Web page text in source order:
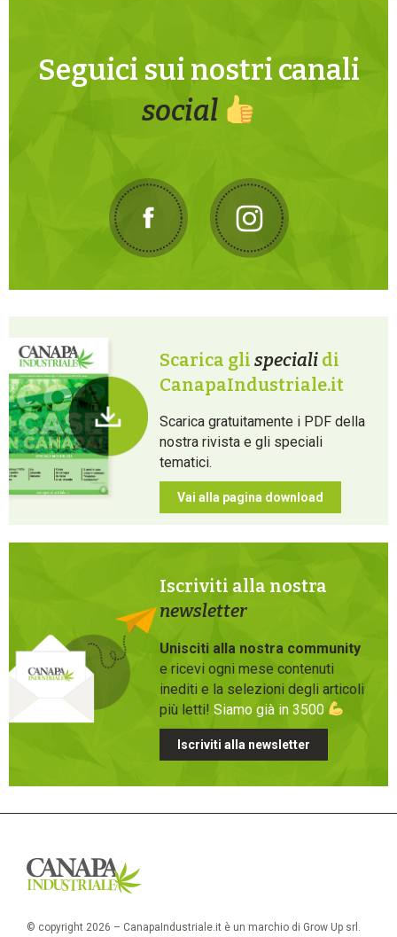
Seguici sui nostri canali
social
Scarica gli speciali di
CanapaIndustriale.it
Scarica gratuitamente i PDF della
nostra rivista e gli speciali
tematici.
Vai alla pagina download
Iscriviti alla nostra
newsletter
Unisciti alla nostra community
e ricevi ogni mese contenuti
inediti e la selezioni degli articoli
più letti! Siamo già in 3500
Iscriviti alla newsletter
© copyright 2026 – CanapaIndustriale.it è un marchio di Grow Up srl.